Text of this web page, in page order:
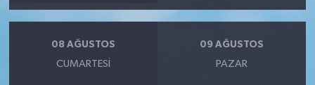
08 AĞUSTOS
CUMARTESI
09 AĞUSTOS
PAZAR